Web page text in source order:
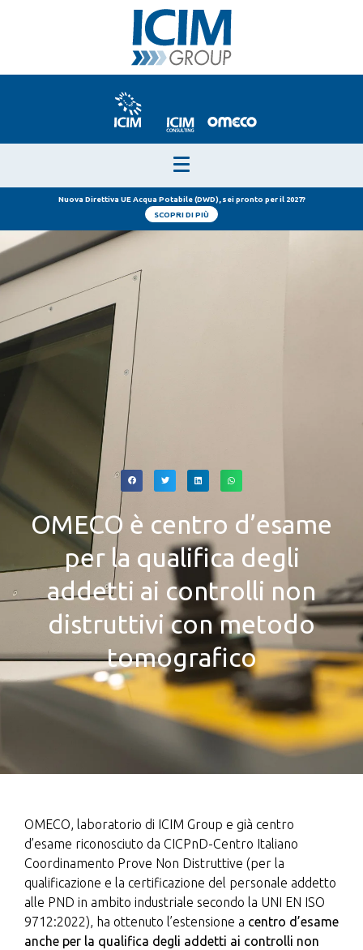
Nuova Direttiva UE Acqua Potabile (DWD), sei pronto per il 2027?
SCOPRI DI PIÙ
OMECO è centro d’esame
per la qualifica degli
addetti ai controlli non
distruttivi con metodo
tomografico
OMECO, laboratorio di ICIM Group e già centro
d’esame riconosciuto da CICPnD-Centro Italiano
Coordinamento Prove Non Distruttive (per la
qualificazione e la certificazione del personale addetto
alle PND in ambito industriale secondo la UNI EN ISO
9712:2022), ha ottenuto l’estensione a centro d’esame
anche per la qualifica degli addetti ai controlli non